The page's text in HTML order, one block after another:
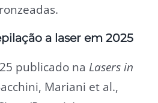
a laser em 2025
publicado na Lasers in
Mariani et al.,